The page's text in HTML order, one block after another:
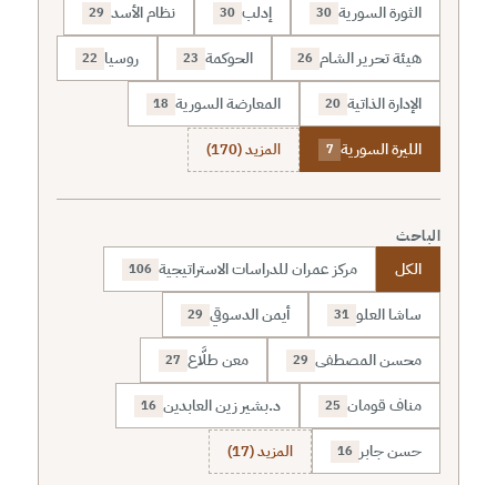
الثورة السورية 30 إدلب 30 نظام الأسد 29
هيئة تحرير الشام 26 الحوكمة 23 روسيا 22
الإدارة الذاتية 20 المعارضة السورية 18
الليرة السورية 7 المزيد (170)
الباحث
الكل مركز عمران للدراسات الاستراتيجية 106
ساشا العلو 31 أيمن الدسوقي 29
محسن المصطفى 29 معن طلَّاع 27
مناف قومان 25 د.بشير زين العابدين 16
حسن جابر 16 المزيد (17)